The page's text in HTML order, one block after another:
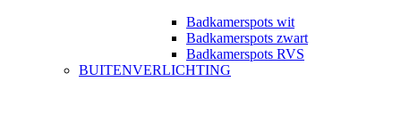
Badkamerspots wit
Badkamerspots zwart
Badkamerspots RVS
BUITENVERLICHTING